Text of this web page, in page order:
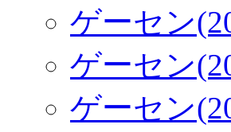
ゲーセン
ゲーセン
ゲーセン